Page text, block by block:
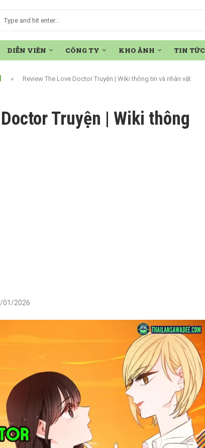
DIỄN VIÊN CÔNG TY KHO ẢNH TIN TỨC
» Review The Love Doctor Truyện | Wiki thông tin và nhân vật
Truyện | Wiki thông
01/2026